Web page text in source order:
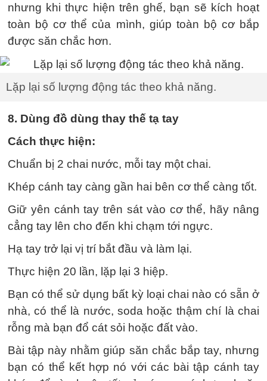
nhưng khi thực hiện trên ghế, bạn sẽ kích hoạt
toàn bộ cơ thể của mình, giúp toàn bộ cơ bắp
được săn chắc hơn.
Lặp lại số lượng động tác theo khả năng.
8. Dùng đồ dùng thay thế tạ tay
Cách thực hiện:
Chuẩn bị 2 chai nước, mỗi tay một chai.
Khép cánh tay càng gần hai bên cơ thể càng tốt.
Giữ yên cánh tay trên sát vào cơ thể, hãy nâng
cẳng tay lên cho đến khi chạm tới ngực.
Hạ tay trở lại vị trí bắt đầu và làm lại.
Thực hiện 20 lần, lặp lại 3 hiệp.
Bạn có thể sử dụng bất kỳ loại chai nào có sẵn ở
nhà, có thể là nước, soda hoặc thậm chí là chai
rỗng mà bạn đổ cát sỏi hoặc đất vào.
Bài tập này nhằm giúp săn chắc bắp tay, nhưng
bạn có thể kết hợp nó với các bài tập cánh tay